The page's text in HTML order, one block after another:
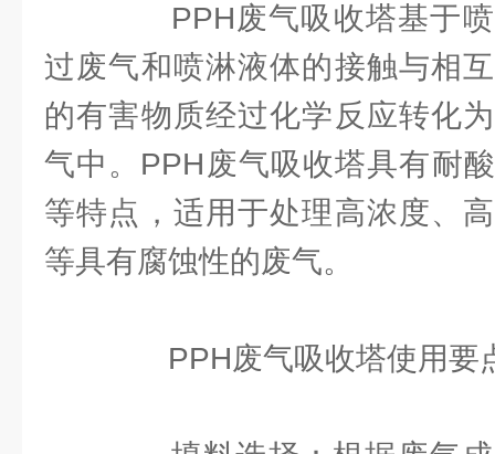
PPH废气吸收塔基于喷
过废气和喷淋液体的接触与相
的有害物质经过化学反应转化
气中。PPH废气吸收塔具有耐
等特点，适用于处理高浓度、
等具有腐蚀性的废气。
PPH废气吸收塔使用要